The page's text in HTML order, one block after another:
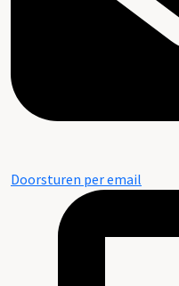
Doorsturen per email